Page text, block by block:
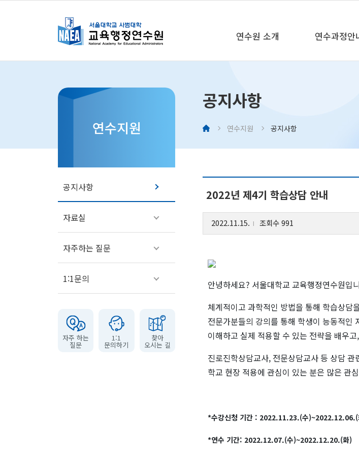
연수원 소개 연수과정안
원장 인사말
연혁
조직도
중등교장자격연수
원격직무연수
마이크로소프트
공지사항
연수지원 공지사항
연수지원
공지사항
자료실
자주하는 질문
1:1문의
자주 하는
질문
1:1
문의하기
찾아
오시는 길
2022년 제4기 학습상담 안내
2022.11.15. 조회수 991
안녕하세요? 서울대학교 교육행정연수원입
체계적이고 과학적인 방법을 통해 학습상담
전문가분들의 강의를 통해 학생이 능동적인
이해하고 실제 적용할 수 있는 전략을 배우
진로진학상담교사, 전문상담교사 등 상담
학교 현장 적용에 관심이 있는 분은 많은 관
*수강신청 기간 : 2022.11.23.(수)~2022.12.06.(
*연수 기간: 2022.12.07.(수)~2022.12.20.(화)